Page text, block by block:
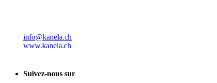
info@kanela.ch
www.kanela.ch
Suivez-nous sur